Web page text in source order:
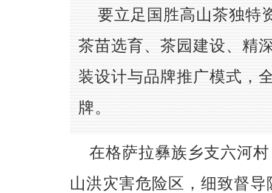
要立足国胜高山茶独特
茶苗选育、茶园建设、精
装设计与品牌推广模式，
牌。
在格萨拉彝族乡支六河
山洪灾害危险区，细致督